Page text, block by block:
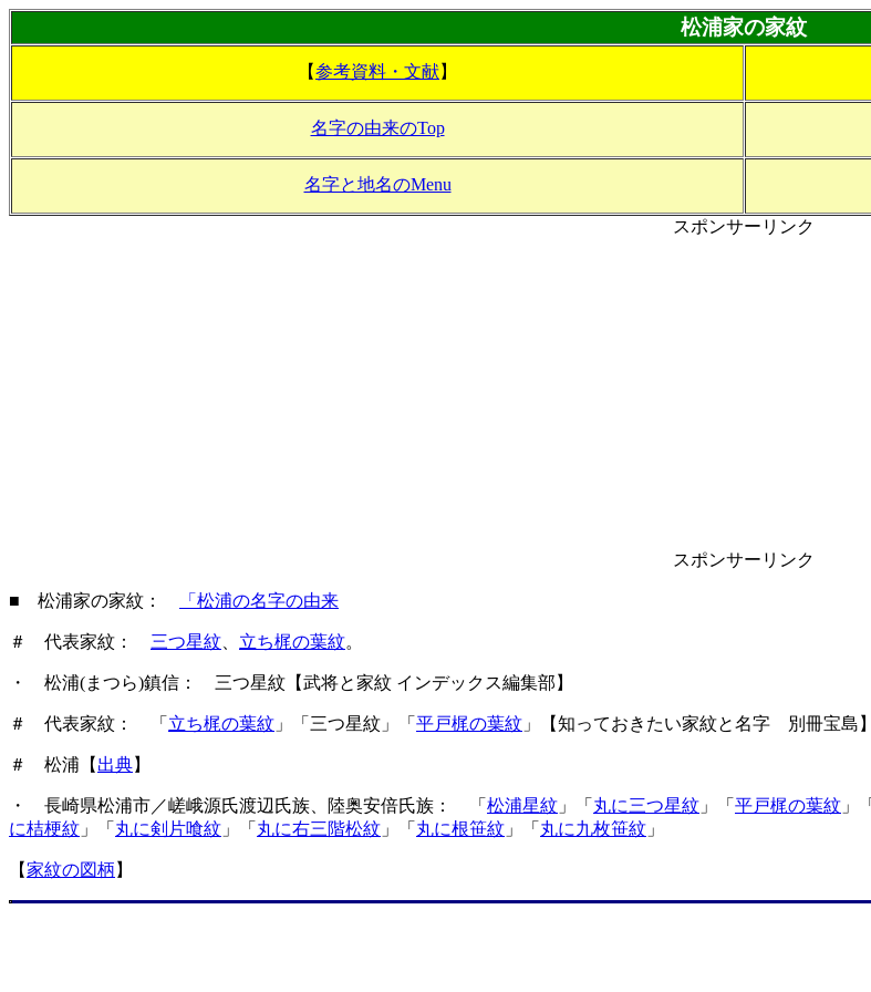
松浦家の家紋
【参考資料・文献】
名字の由来のTop
名字と地名のMenu
スポンサーリンク
スポンサーリンク
■ 松浦家の家紋： 「松浦の名字の由来
＃ 代表家紋： 三つ星紋 立ち梶の葉紋。
・ 松浦(まつら)鎮信： 三つ星紋【武将と家紋 インデックス編集部】
＃ 代表家紋： 「 立ち梶の葉紋 」「三つ星紋」「 平戸梶の葉紋 」【知っておきたい家紋と名字 別冊宝島】
＃ 松浦【 出典】
・ 長崎県松浦市／嵯峨源氏渡辺氏族、陸奥安倍氏族： 「 松浦星紋 」「 丸に三つ星紋 」「 平戸梶の葉紋 」「
に桔梗紋 」「 丸に剣片喰紋 」「 丸に右三階松紋 」「 丸に根笹紋 」「 丸に九枚笹紋 」
【家紋の図柄 】